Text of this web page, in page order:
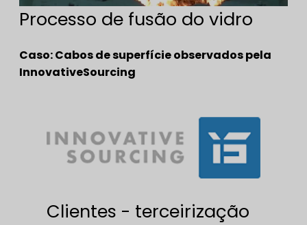
Processo de fusão do vidro
Caso: Cabos de superfície observados pela
InnovativeSourcing
Clientes - terceirização